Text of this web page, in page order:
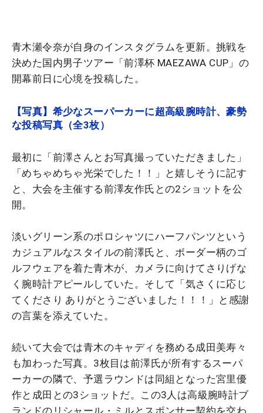
青木瀬令奈が自身のインスタグラムを更新。挑戦を
決めた国内男子ツアー「前澤杯 MAEZAWA CUP」の
開幕前日に心境を投稿した。
【写真】希少なスーパーカーに超高級腕時計、豪勢
な投稿写真（全3枚）
最初に「前澤さんとお写真撮っていただきました」
「めちゃめちゃ光栄でした！！」と嬉しそうに記す
と、大会を主催する前澤友作氏との2ショットを公
開。
淡いグリーン系のポロシャツにハーフパンツという
カジュアルなスタイルの前澤氏と、ボーダー柄のゴ
ルフウェアを着た青木が、カメラに向けてさりげな
く腕時計アピールしていた。そして「気さくに応じ
てくださり ありがとうございました！！！」と感謝
の言葉を添えていた。
続いて大会では青木のキャディを務める成田美寿々
も加わった写真。3枚目は前澤氏が所有するスーパ
ーカーの隣で、予選ラウンドは同組となった宮里優
作と成田との3ショットだ。この3人は高級腕時計ブ
ランドのリシャール・ミルとスポンサー契約を交わ